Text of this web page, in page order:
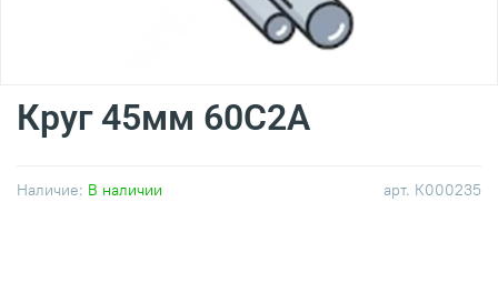
арт. К000235
Наличие: В наличии
Круг 45мм 60С2А